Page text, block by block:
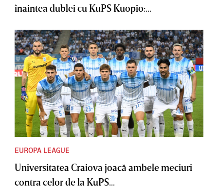
înaintea dublei cu KuPS Kuopio:...
EUROPA LEAGUE
Universitatea Craiova joacă ambele meciuri
contra celor de la KuPS...